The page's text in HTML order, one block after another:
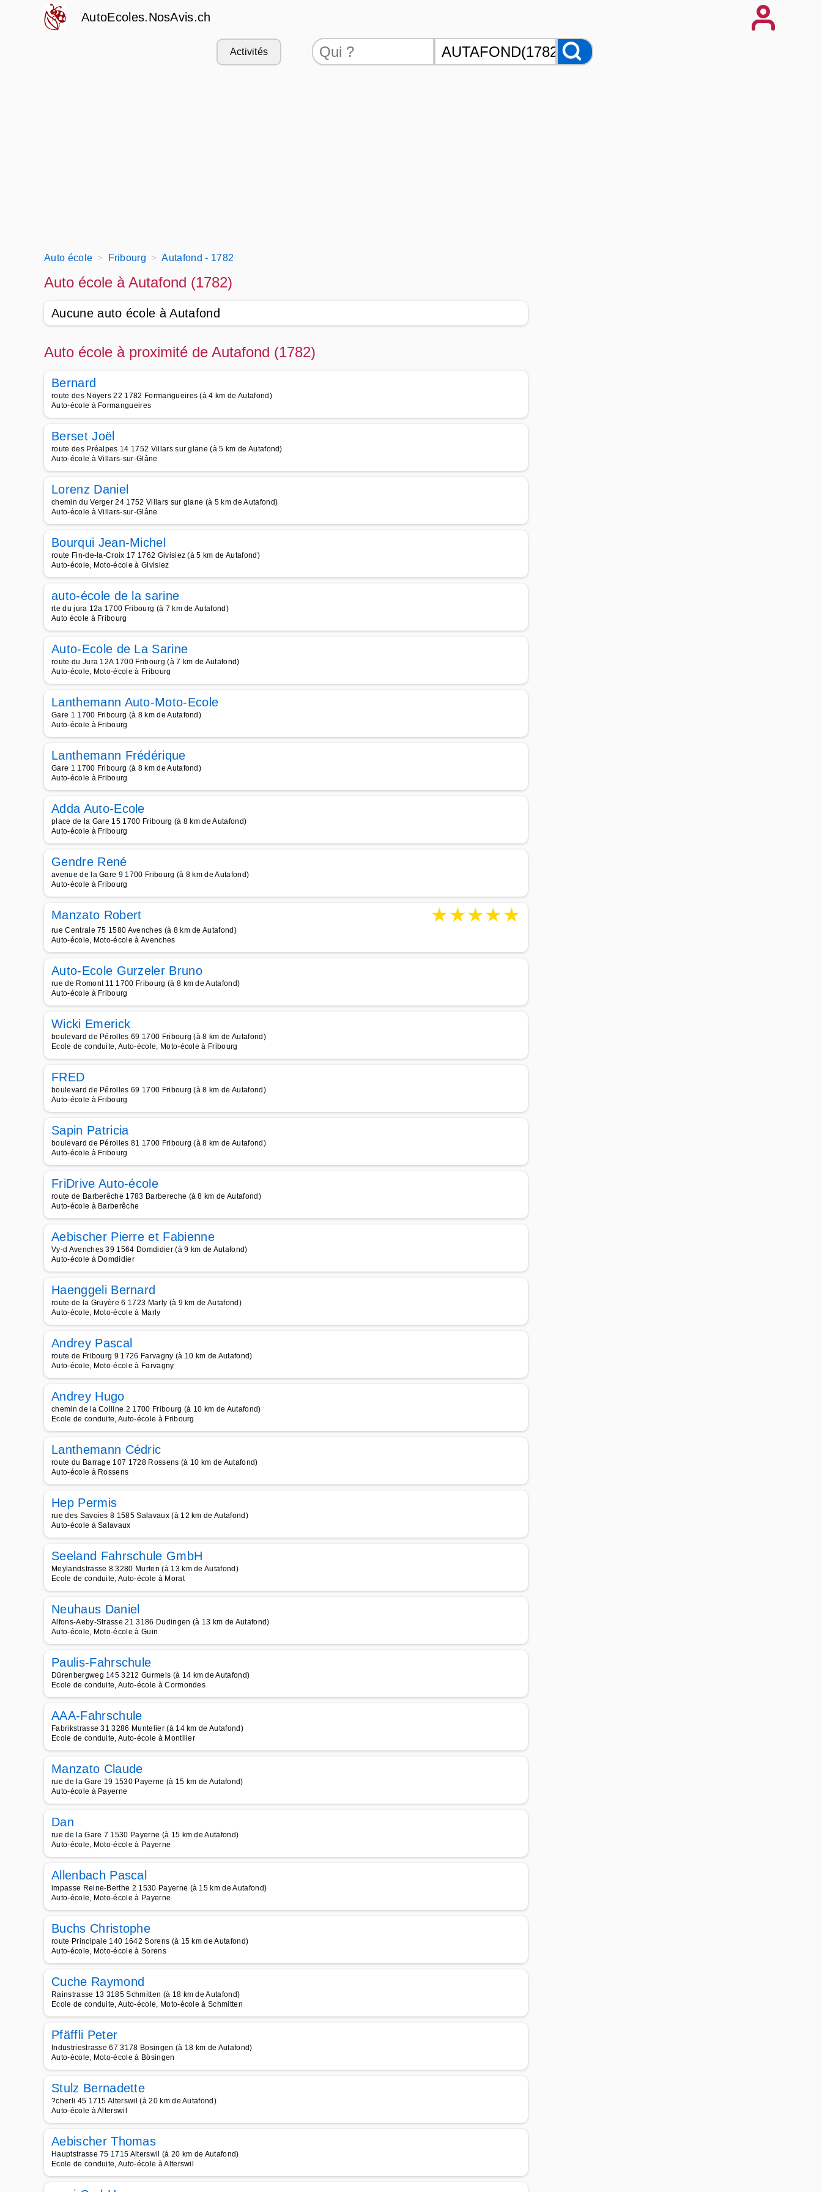
AutoEcoles.NosAvis.ch
Activités
Auto école Fribourg Autafond - 1782
Auto école à Autafond (1782)
Aucune auto école à Autafond
Auto école à proximité de Autafond (1782)
Bernard
route des Noyers 22 1782 Formangueires (à 4 km de Autafond)
Auto-école à Formangueires
Berset Joël
route des Préalpes 14 1752 Villars sur glane (à 5 km de Autafond)
Auto-école à Villars-sur-Glâne
Lorenz Daniel
chemin du Verger 24 1752 Villars sur glane (à 5 km de Autafond)
Auto-école à Villars-sur-Glâne
Bourqui Jean-Michel
route Fin-de-la-Croix 17 1762 Givisiez (à 5 km de Autafond)
Auto-école, Moto-école à Givisiez
auto-école de la sarine
rte du jura 12a 1700 Fribourg (à 7 km de Autafond)
Auto école à Fribourg
Auto-Ecole de La Sarine
route du Jura 12A 1700 Fribourg (à 7 km de Autafond)
Auto-école, Moto-école à Fribourg
Lanthemann Auto-Moto-Ecole
Gare 1 1700 Fribourg (à 8 km de Autafond)
Auto-école à Fribourg
Lanthemann Frédérique
Gare 1 1700 Fribourg (à 8 km de Autafond)
Auto-école à Fribourg
Adda Auto-Ecole
place de la Gare 15 1700 Fribourg (à 8 km de Autafond)
Auto-école à Fribourg
Gendre René
avenue de la Gare 9 1700 Fribourg (à 8 km de Autafond)
Auto-école à Fribourg
Manzato Robert ★★★★★
rue Centrale 75 1580 Avenches (à 8 km de Autafond)
Auto-école, Moto-école à Avenches
Auto-Ecole Gurzeler Bruno
rue de Romont 11 1700 Fribourg (à 8 km de Autafond)
Auto-école à Fribourg
Wicki Emerick
boulevard de Pérolles 69 1700 Fribourg (à 8 km de Autafond)
Ecole de conduite, Auto-école, Moto-école à Fribourg
FRED
boulevard de Pérolles 69 1700 Fribourg (à 8 km de Autafond)
Auto-école à Fribourg
Sapin Patricia
boulevard de Pérolles 81 1700 Fribourg (à 8 km de Autafond)
Auto-école à Fribourg
FriDrive Auto-école
route de Barberêche 1783 Barbereche (à 8 km de Autafond)
Auto-école à Barberêche
Aebischer Pierre et Fabienne
Vy-d Avenches 39 1564 Domdidier (à 9 km de Autafond)
Auto-école à Domdidier
Haenggeli Bernard
route de la Gruyère 6 1723 Marly (à 9 km de Autafond)
Auto-école, Moto-école à Marly
Andrey Pascal
route de Fribourg 9 1726 Farvagny (à 10 km de Autafond)
Auto-école, Moto-école à Farvagny
Andrey Hugo
chemin de la Colline 2 1700 Fribourg (à 10 km de Autafond)
Ecole de conduite, Auto-école à Fribourg
Lanthemann Cédric
route du Barrage 107 1728 Rossens (à 10 km de Autafond)
Auto-école à Rossens
Hep Permis
rue des Savoies 8 1585 Salavaux (à 12 km de Autafond)
Auto-école à Salavaux
Seeland Fahrschule GmbH
Meylandstrasse 8 3280 Murten (à 13 km de Autafond)
Ecole de conduite, Auto-école à Morat
Neuhaus Daniel
Alfons-Aeby-Strasse 21 3186 Dudingen (à 13 km de Autafond)
Auto-école, Moto-école à Guin
Paulis-Fahrschule
Dürenbergweg 145 3212 Gurmels (à 14 km de Autafond)
Ecole de conduite, Auto-école à Cormondes
AAA-Fahrschule
Fabrikstrasse 31 3286 Muntelier (à 14 km de Autafond)
Ecole de conduite, Auto-école à Montilier
Manzato Claude
rue de la Gare 19 1530 Payerne (à 15 km de Autafond)
Auto-école à Payerne
Dan
rue de la Gare 7 1530 Payerne (à 15 km de Autafond)
Auto-école, Moto-école à Payerne
Allenbach Pascal
impasse Reine-Berthe 2 1530 Payerne (à 15 km de Autafond)
Auto-école, Moto-école à Payerne
Buchs Christophe
route Principale 140 1642 Sorens (à 15 km de Autafond)
Auto-école, Moto-école à Sorens
Cuche Raymond
Rainstrasse 13 3185 Schmitten (à 18 km de Autafond)
Ecole de conduite, Auto-école, Moto-école à Schmitten
Pfäffli Peter
Industriestrasse 67 3178 Bosingen (à 18 km de Autafond)
Auto-école, Moto-école à Bösingen
Stulz Bernadette
?cherli 45 1715 Alterswil (à 20 km de Autafond)
Auto-école à Alterswil
Aebischer Thomas
Hauptstrasse 75 1715 Alterswil (à 20 km de Autafond)
Ecole de conduite, Auto-école à Alterswil